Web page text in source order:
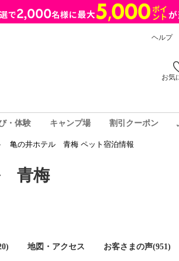
ヘルプ
お気
・体験 キャンプ場 割引クーポン
亀の井ホテル 青梅 ペット宿泊情報
青梅
地図・アクセス お客さまの声(951)